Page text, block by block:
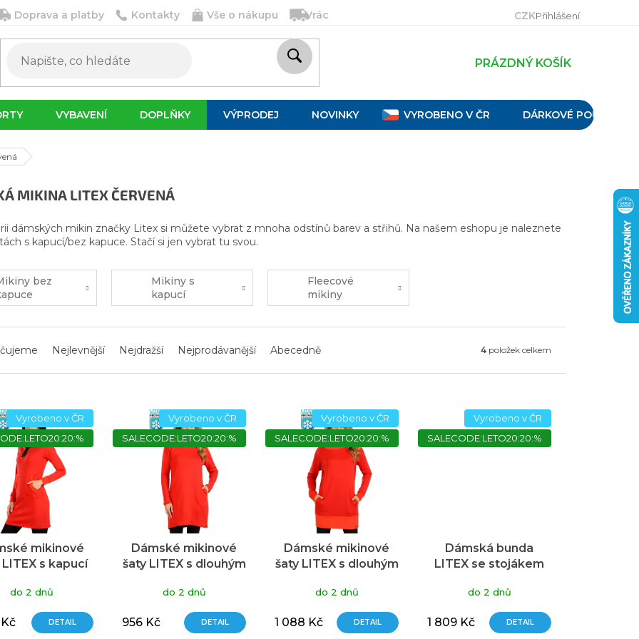
Doprava a platby Kontakty Vše o nákupu Vrácení, výměna a reklamace Velikostní tabulky
CZKPřihlášení
PRÁZDNÝ KOŠÍK
VYBAVENÍ DOPLŇKY VÝPRODEJ NOVINKY VYROBENO V ČR DÁRKOVÉ POUKAZY
MIKINA LITEX ČERVENÁ
dámských mikin značky Litex si můžete vybrat z mnoha odstínů barev a střihů. Na našem eshopu je naleznete
s kapucí/bez kapuce. Stačí si jen vybrat tu svou.
bez
Mikiny s
kapucí
Fleecové
mikiny
Nejlevnější Nejdražší Nejprodávanější Abecedně 4 položek celkem
Vyrobeno v ČR
mikinové
s kapucí
do 2 dnů
DETAIL
Vyrobeno v ČR
SALECODE:LETO20:20:%
Dámské mikinové
šaty LITEX s dlouhým
do 2 dnů
956 Kč DETAIL
Vyrobeno v ČR
SALECODE:LETO20:20:%
Dámské mikinové
šaty LITEX s dlouhým
do 2 dnů
1 088 Kč DETAIL
Vyrobeno v ČR
SALECODE:LETO20:20:%
Dámská bunda
LITEX se stojákem
do 2 dnů
1 809 Kč DETAIL